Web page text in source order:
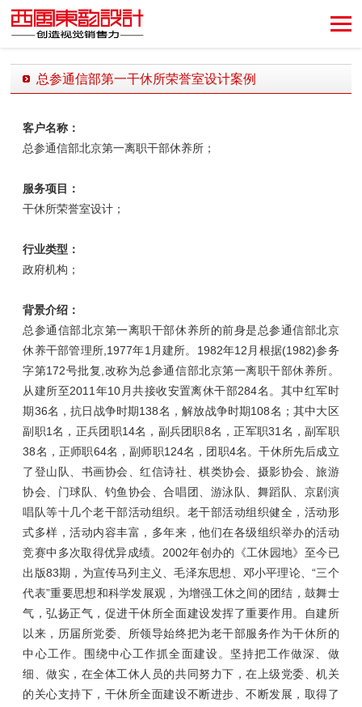
创造视觉销售力！
总参通信部第一干休所荣誉室设计案例
客户名称：
总参通信部北京第一离职干部休养所；
服务项目：
干休所荣誉室设计；
行业类型：
政府机构；
背景介绍：
总参通信部北京第一离职干部休养所的前身是总参通信部北京
休养干部管理所,1977年1月建所。1982年12月根据(1982)参务
字第172号批复,改称为总参通信部北京第一离职干部休养所。
从建所至2011年10月共接收安置离休干部284名。其中红军时
期36名，抗日战争时期138名，解放战争时期108名；其中大区
副职1名，正兵团职14名，副兵团职8名，正军职31名，副军职
38名，正师职64名，副师职124名，团职4名。干休所先后成立
了登山队、书画协会、红信诗社、棋类协会、摄影协会、旅游
协会、门球队、钓鱼协会、合唱团、游泳队、舞蹈队、京剧演
唱队等十几个老干部活动组织。老干部活动组织健全，活动形
式多样，活动内容丰富，多年来，他们在各级组织举办的活动
竞赛中多次取得优异成绩。2002年创办的《工休园地》至今已
出版83期，为宣传马列主义、毛泽东思想、邓小平理论、“三个
代表”重要思想和科学发展观，为增强工休之间的团结，鼓舞士
气，弘扬正气，促进干休所全面建设发挥了重要作用。自建所
以来，历届所党委、所领导始终把为老干部服务作为干休所的
中心工作。围绕中心工作抓全面建设。坚持把工作做深、做
细、做实，在全体工休人员的共同努力下，在上级党委、机关
的关心支持下，干休所全面建设不断进步、不断发展，取得了